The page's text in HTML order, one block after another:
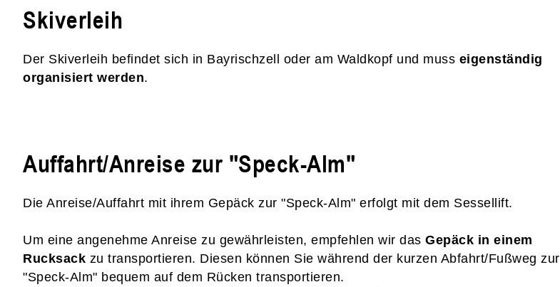
Skiverleih
Der Skiverleih befindet sich in Bayrischzell oder am Waldkopf und muss eigenständig
organisiert werden.
Auffahrt/Anreise zur "Speck-Alm"
Die Anreise/Auffahrt mit ihrem Gepäck zur "Speck-Alm" erfolgt mit dem Sessellift.
Um eine angenehme Anreise zu gewährleisten, empfehlen wir das Gepäck in einem
Rucksack zu transportieren. Diesen können Sie während der kurzen Abfahrt/Fußweg zur
"Speck-Alm" bequem auf dem Rücken transportieren.